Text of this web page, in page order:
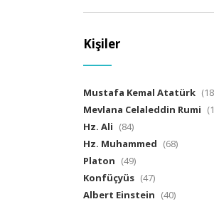
Kişiler
Mustafa Kemal Atatürk
Mevlana Celaleddin Rumi
Hz. Ali (84)
Hz. Muhammed (68)
Platon (49)
Konfüçyüs (47)
Albert Einstein (40)